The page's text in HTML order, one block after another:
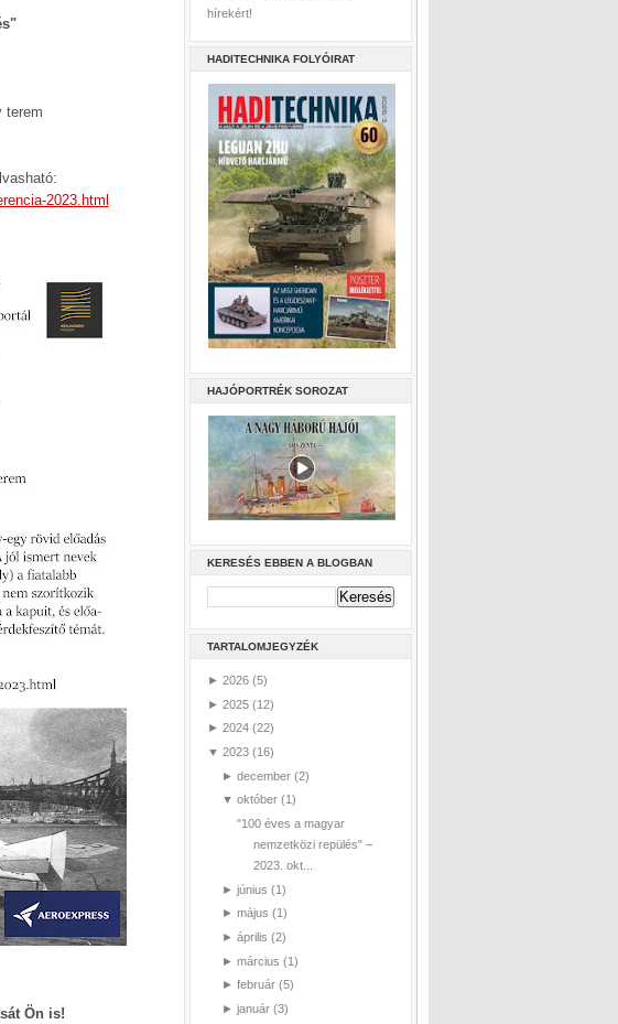
terem
2023.html
Ön is!
hírekért!
HADITECHNIKA FOLYÓIRAT
HAJÓPORTRÉK SOROZAT
KERESÉS EBBEN A BLOGBAN
TARTALOMJEGYZÉK
► 2026 (5)
► 2025 (12)
► 2024 (22)
▼ 2023 (16)
► december (2)
▼ október (1)
"100 éves a magyar
nemzetközi repülés" –
2023. okt...
► június (1)
► május (1)
► április (2)
► március (1)
► február (5)
► január (3)